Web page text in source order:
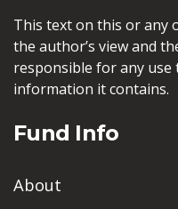
This text on this or any
the author’s view and
responsible for any use
information it contains.
Fund Info
About